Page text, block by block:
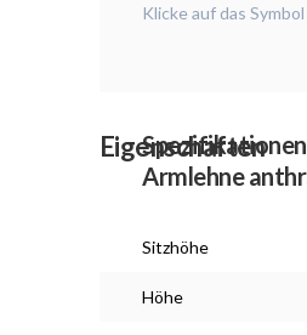
Klicke auf das
Eigenschaften
Armlehne
Sitzhöhe
Höhe